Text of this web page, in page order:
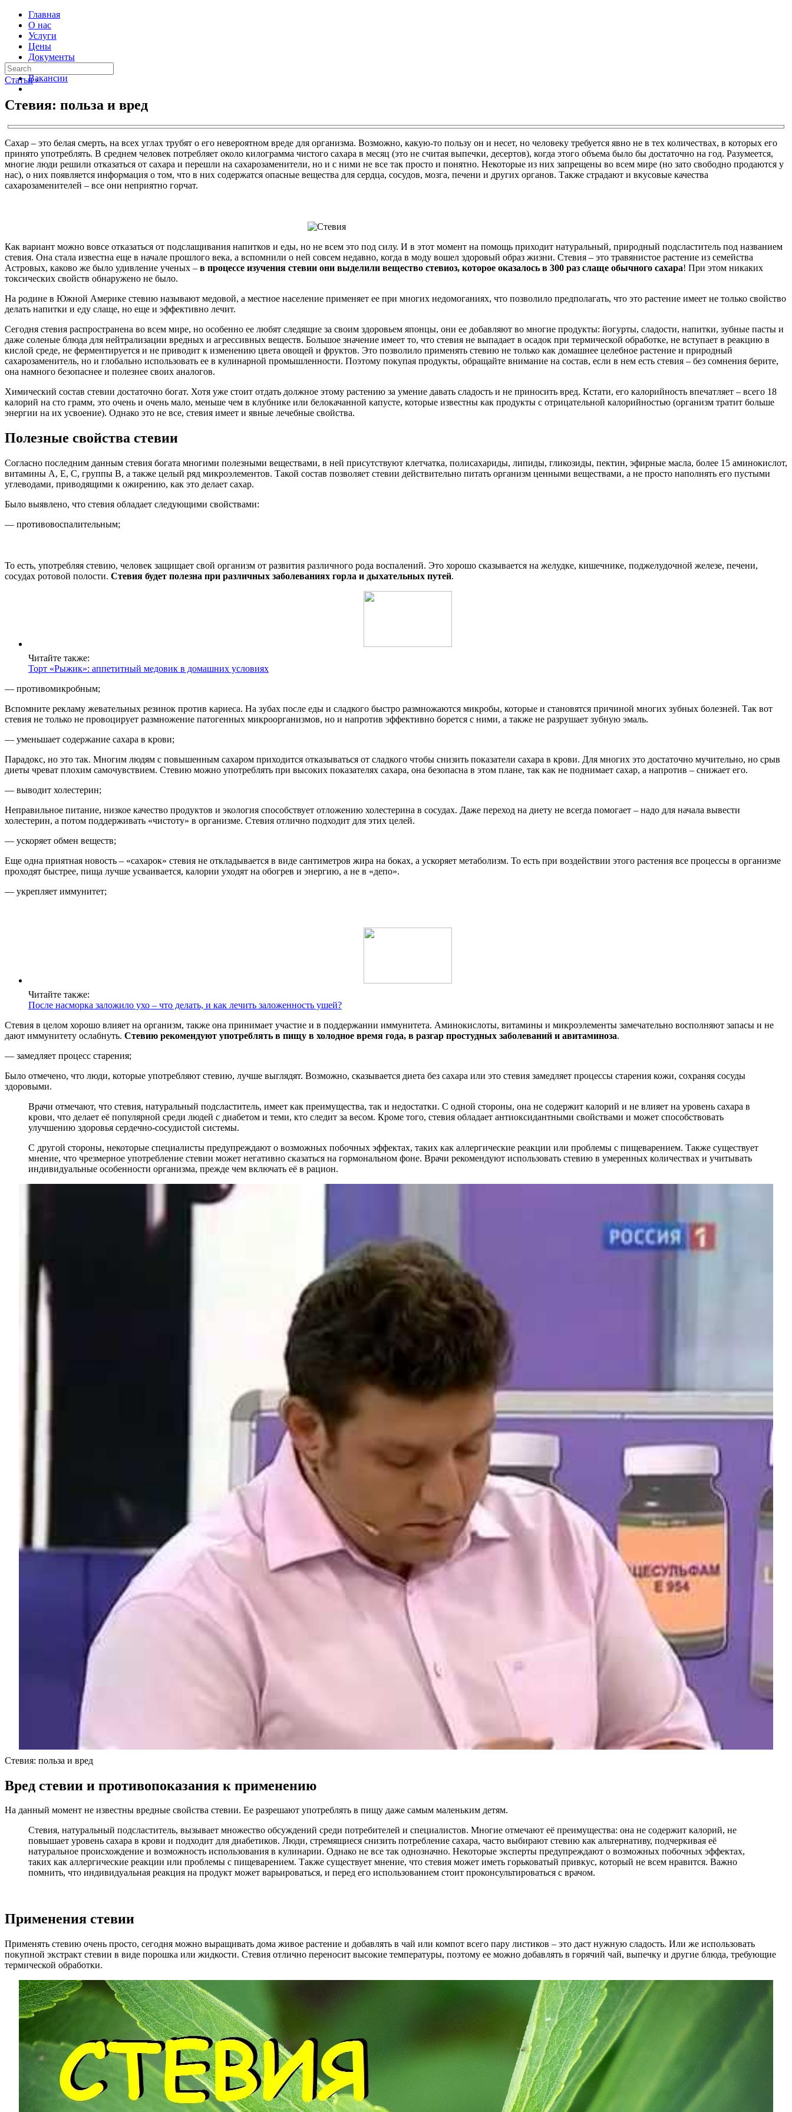
Главная
О нас
Услуги
Цены
Документы
Контакты
Вакансии
Статьи ›
Стевия: польза и вред
Сахар – это белая смерть, на всех углах трубят о его невероятном вреде для организма. Возможно, какую-то пользу он и несет, но человеку требуется явно не в тех количествах, в которых его
принято употреблять. В среднем человек потребляет около килограмма чистого сахара в месяц (это не считая выпечки, десертов), когда этого объема было бы достаточно на год. Разумеется,
многие люди решили отказаться от сахара и перешли на сахарозаменители, но и с ними не все так просто и понятно. Некоторые из них запрещены во всем мире (но зато свободно продаются у
нас), о них появляется информация о том, что в них содержатся опасные вещества для сердца, сосудов, мозга, печени и других органов. Также страдают и вкусовые качества
сахарозаменителей – все они неприятно горчат.
Как вариант можно вовсе отказаться от подслащивания напитков и еды, но не всем это под силу. И в этот момент на помощь приходит натуральный, природный подсластитель под названием
стевия. Она стала известна еще в начале прошлого века, а вспомнили о ней совсем недавно, когда в моду вошел здоровый образ жизни. Стевия – это травянистое растение из семейства
Астровых, каково же было удивление ученых – в процессе изучения стевии они выделили вещество стевиоз, которое оказалось в 300 раз слаще обычного сахара! При этом никаких
токсических свойств обнаружено не было.
На родине в Южной Америке стевию называют медовой, а местное население применяет ее при многих недомоганиях, что позволило предполагать, что это растение имеет не только свойство
делать напитки и еду слаще, но еще и эффективно лечит.
Сегодня стевия распространена во всем мире, но особенно ее любят следящие за своим здоровьем японцы, они ее добавляют во многие продукты: йогурты, сладости, напитки, зубные пасты и
даже соленые блюда для нейтрализации вредных и агрессивных веществ. Большое значение имеет то, что стевия не выпадает в осадок при термической обработке, не вступает в реакцию в
кислой среде, не ферментируется и не приводит к изменению цвета овощей и фруктов. Это позволило применять стевию не только как домашнее целебное растение и природный
сахарозаменитель, но и глобально использовать ее в кулинарной промышленности. Поэтому покупая продукты, обращайте внимание на состав, если в нем есть стевия – без сомнения берите,
она намного безопаснее и полезнее своих аналогов.
Химический состав стевии достаточно богат. Хотя уже стоит отдать должное этому растению за умение давать сладость и не приносить вред. Кстати, его калорийность впечатляет – всего 18
калорий на сто грамм, это очень и очень мало, меньше чем в клубнике или белокачанной капусте, которые известны как продукты с отрицательной калорийностью (организм тратит больше
энергии на их усвоение). Однако это не все, стевия имеет и явные лечебные свойства.
Полезные свойства стевии
Согласно последним данным стевия богата многими полезными веществами, в ней присутствуют клетчатка, полисахариды, липиды, гликозиды, пектин, эфирные масла, более 15 аминокислот,
витамины А, Е, С, группы В, а также целый ряд микроэлементов. Такой состав позволяет стевии действительно питать организм ценными веществами, а не просто наполнять его пустыми
углеводами, приводящими к ожирению, как это делает сахар.
Было выявлено, что стевия обладает следующими свойствами:
— противовоспалительным;
То есть, употребляя стевию, человек защищает свой организм от развития различного рода воспалений. Это хорошо сказывается на желудке, кишечнике, поджелудочной железе, печени,
сосудах ротовой полости. Стевия будет полезна при различных заболеваниях горла и дыхательных путей.
Читайте также:
Торт «Рыжик»: аппетитный медовик в домашних условиях
— противомикробным;
Вспомните рекламу жевательных резинок против кариеса. На зубах после еды и сладкого быстро размножаются микробы, которые и становятся причиной многих зубных болезней. Так вот
стевия не только не провоцирует размножение патогенных микроорганизмов, но и напротив эффективно борется с ними, а также не разрушает зубную эмаль.
— уменьшает содержание сахара в крови;
Парадокс, но это так. Многим людям с повышенным сахаром приходится отказываться от сладкого чтобы снизить показатели сахара в крови. Для многих это достаточно мучительно, но срыв
диеты чреват плохим самочувствием. Стевию можно употреблять при высоких показателях сахара, она безопасна в этом плане, так как не поднимает сахар, а напротив – снижает его.
— выводит холестерин;
Неправильное питание, низкое качество продуктов и экология способствует отложению холестерина в сосудах. Даже переход на диету не всегда помогает – надо для начала вывести
холестерин, а потом поддерживать «чистоту» в организме. Стевия отлично подходит для этих целей.
— ускоряет обмен веществ;
Еще одна приятная новость – «сахарок» стевия не откладывается в виде сантиметров жира на боках, а ускоряет метаболизм. То есть при воздействии этого растения все процессы в организме
проходят быстрее, пища лучше усваивается, калории уходят на обогрев и энергию, а не в «депо».
— укрепляет иммунитет;
Читайте также:
После насморка заложило ухо – что делать, и как лечить заложенность ушей?
Стевия в целом хорошо влияет на организм, также она принимает участие и в поддержании иммунитета. Аминокислоты, витамины и микроэлементы замечательно восполняют запасы и не
дают иммунитету ослабнуть. Стевию рекомендуют употреблять в пищу в холодное время года, в разгар простудных заболеваний и авитаминоза.
— замедляет процесс старения;
Было отмечено, что люди, которые употребляют стевию, лучше выглядят. Возможно, сказывается диета без сахара или это стевия замедляет процессы старения кожи, сохраняя сосуды
здоровыми.
Врачи отмечают, что стевия, натуральный подсластитель, имеет как преимущества, так и недостатки. С одной стороны, она не содержит калорий и не влияет на уровень сахара в
крови, что делает её популярной среди людей с диабетом и теми, кто следит за весом. Кроме того, стевия обладает антиоксидантными свойствами и может способствовать
улучшению здоровья сердечно-сосудистой системы.
С другой стороны, некоторые специалисты предупреждают о возможных побочных эффектах, таких как аллергические реакции или проблемы с пищеварением. Также существует
мнение, что чрезмерное употребление стевии может негативно сказаться на гормональном фоне. Врачи рекомендуют использовать стевию в умеренных количествах и учитывать
индивидуальные особенности организма, прежде чем включать её в рацион.
Стевия: польза и вред
Вред стевии и противопоказания к применению
На данный момент не известны вредные свойства стевии. Ее разрешают употреблять в пищу даже самым маленьким детям.
Стевия, натуральный подсластитель, вызывает множество обсуждений среди потребителей и специалистов. Многие отмечают её преимущества: она не содержит калорий, не
повышает уровень сахара в крови и подходит для диабетиков. Люди, стремящиеся снизить потребление сахара, часто выбирают стевию как альтернативу, подчеркивая её
натуральное происхождение и возможность использования в кулинарии. Однако не все так однозначно. Некоторые эксперты предупреждают о возможных побочных эффектах,
таких как аллергические реакции или проблемы с пищеварением. Также существует мнение, что стевия может иметь горьковатый привкус, который не всем нравится. Важно
помнить, что индивидуальная реакция на продукт может варьироваться, и перед его использованием стоит проконсультироваться с врачом.
Применения стевии
Применять стевию очень просто, сегодня можно выращивать дома живое растение и добавлять в чай или компот всего пару листиков – это даст нужную сладость. Или же использовать
покупной экстракт стевии в виде порошка или жидкости. Стевия отлично переносит высокие температуры, поэтому ее можно добавлять в горячий чай, выпечку и другие блюда, требующие
термической обработки.